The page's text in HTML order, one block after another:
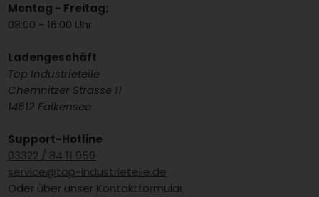
Montag - Freitag:
08:00 - 16:00 Uhr
Ladengeschäft
Top Industrieteile
Chemnitzer Strasse 11
14612 Falkensee
Support-Hotline
03322 / 84 11 959
service@top-industrieteile.de
Oder über unser Kontaktformular